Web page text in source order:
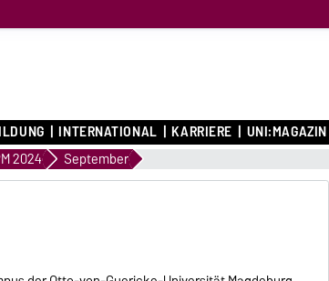
INTERNATIONAL KARRIERE UNI:MAGAZIN
2024 September